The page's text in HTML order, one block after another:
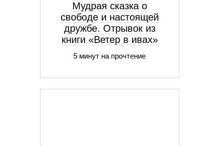
Мудрая сказка о
свободе и настоящей
дружбе. Отрывок из
книги «Ветер в ивах»
5 минут на прочтение